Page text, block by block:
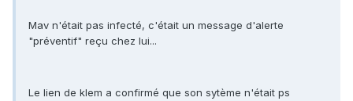
Mav n'était pas infecté, c'était un message d'alerte
"préventif" reçu chez lui...
Le lien de klem a confirmé que son sytème n'était ps